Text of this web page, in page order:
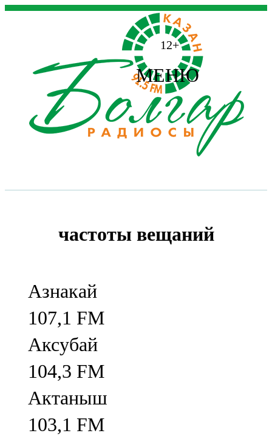
12+
МЕНЮ
частоты вещаний
Азнакай
107,1 FM
Аксубай
104,3 FM
Актаныш
103,1 FM